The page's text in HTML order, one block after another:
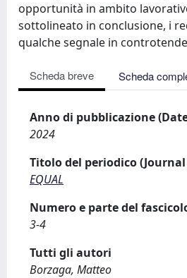
opportunità in ambito
sottolineato in conclusione, i
qualche segnale in
Scheda breve Scheda
Anno di pubblicazione
2024
Titolo del periodico
EQUAL
Numero e parte del
3-4
Tutti gli autori
Borzaga, Matteo